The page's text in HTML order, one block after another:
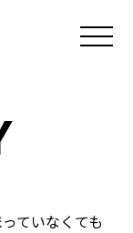
ていなくても